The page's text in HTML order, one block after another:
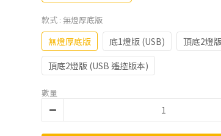
款式 : 無燈厚底版
無燈厚底版 底1燈版 (USB)
頂底2燈
頂底2燈版 (USB 遙控版本)
數量